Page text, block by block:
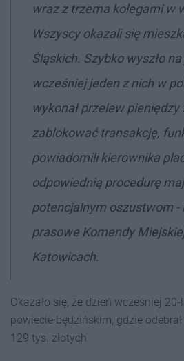
wraz z trzema kolegami w
Wszyscy okazali się
Śląskich. Szybko wyszło
wcześniej jeden z nich w
wykonał przelew
zablokować transakcję,
powiadomili kierownika
odpowiednią procedurę
potencjalnym oszustwom -
prasowe Komendy
Katowicach.
Okazało się, że dzień wcześniej
powiecie będzińskim, gdzie
129 tys. złotych.